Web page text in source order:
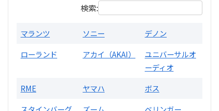
検索:
マランツ ソニー
デノン
ローランド
アカイ（AKAI）
ユニバーサルオ
ーディオ
RME
ヤマハ
ボス